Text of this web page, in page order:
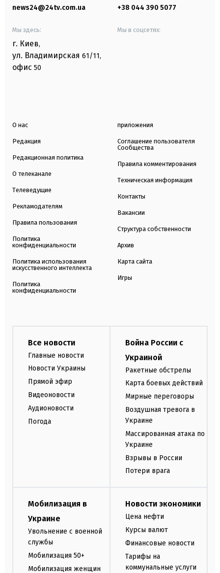
news24@24tv.com.ua +38 044 390 5077
Мы здесь:
г. Киев,
ул. Владимирская 61/11,
офис 50
Мы в соцсетях:
О нас
Редакция
Редакционная политика
О телеканале
Телеведущие
Рекламодателям
Правила пользования
Политика
конфиденциальности
Политика использования
искусственного интеллекта
Политика
конфиденциальности
приложения
Соглашение пользователя
Сообщества
Правила комментирования
Техническая информация
Контакты
Вакансии
Структура собственности
Архив
Карта сайта
Игры
Все новости
Главные новости
Новости Украины
Прямой эфир
Видеоновости
Аудионовости
Погода
Война России с
Украиной
Ракетные обстрелы
Карта боевых действий
Мирные переговоры
Воздушная тревога в
Украине
Массированная атака по
Украине
Взрывы в России
Потери врага
Мобилизация в
Украине
Увольнение с военной
службы
Мобилизация 50+
Мобилизация женщин
Новости экономики
Цена нефти
Курсы валют
Финансовые новости
Тарифы на
коммунальные услуги